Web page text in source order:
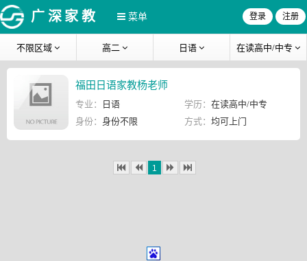
广深家教 菜单 登录 注册
不限区域 高二 日语 在读高中/中专
福田日语家教杨老师
专业： 日语 学历： 在读高中/中专
身份： 身份不限 方式： 均可上门
1